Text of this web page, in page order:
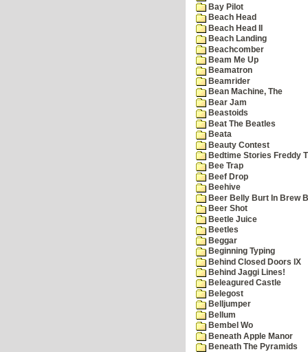
Bay Pilot
Beach Head
Beach Head II
Beach Landing
Beachcomber
Beam Me Up
Beamatron
Beamrider
Bean Machine, The
Bear Jam
Beastoids
Beat The Beatles
Beata
Beauty Contest
Bedtime Stories Freddy
Bee Trap
Beef Drop
Beehive
Beer Belly Burt In Brew
Beer Shot
Beetle Juice
Beetles
Beggar
Beginning Typing
Behind Closed Doors IX
Behind Jaggi Lines!
Beleagured Castle
Belegost
Belljumper
Bellum
Bembel Wo
Beneath Apple Manor
Beneath The Pyramids